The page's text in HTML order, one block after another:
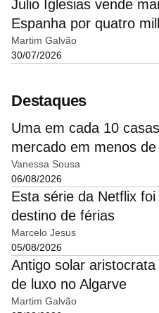
Julio Iglesias vende
Espanha por quatro
Martim Galvão
30/07/2026
Destaques
Uma em cada 10
mercado em menos
Vanessa Sousa
06/08/2026
Esta série da Netflix
destino de férias
Marcelo Jesus
05/08/2026
Antigo solar
de luxo no Algarve
Martim Galvão